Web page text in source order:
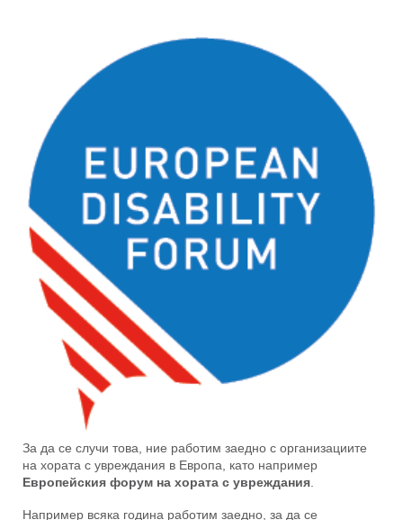
За да се случи това, ние работим заедно с организациите
на хората с увреждания в Европа, като например
Европейския форум на хората с увреждания
Например всяка година работим заедно, за да се